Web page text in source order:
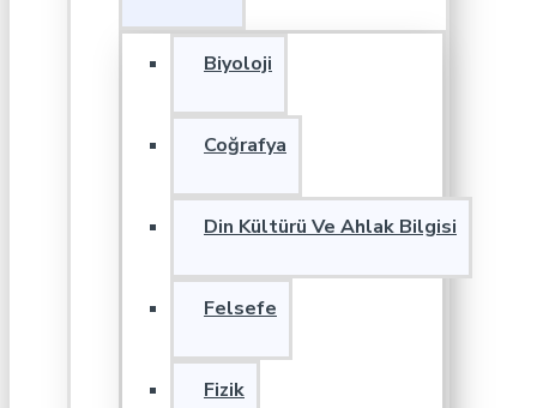
Biyoloji
Coğrafya
Din Kültürü Ve Ahlak Bilgisi
Felsefe
Fizik